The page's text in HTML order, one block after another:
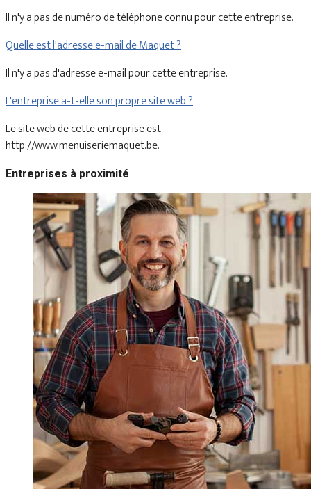
Il n'y a pas de numéro de téléphone connu pour cette entreprise.
Quelle est l'adresse e-mail de Maquet ?
Il n'y a pas d'adresse e-mail pour cette entreprise.
L'entreprise a-t-elle son propre site web ?
Le site web de cette entreprise est
http://www.menuiseriemaquet.be.
Entreprises à proximité